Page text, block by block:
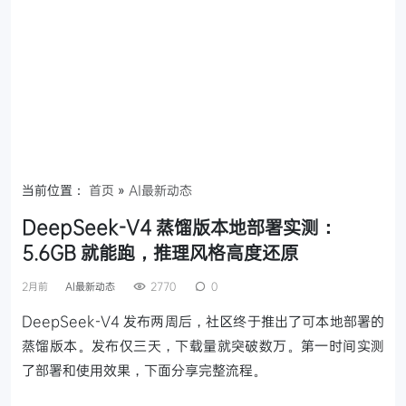
当前位置： 首页 » AI最新动态
DeepSeek-V4 蒸馏版本地部署实测：
5.6GB 就能跑，推理风格高度还原
2月前 AI最新动态 2770 0
DeepSeek-V4 发布两周后，社区终于推出了可本地部署的
蒸馏版本。发布仅三天，下载量就突破数万。第一时间实测
了部署和使用效果，下面分享完整流程。